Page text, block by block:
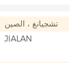
تشجيانغ ، الصين
JIALAN